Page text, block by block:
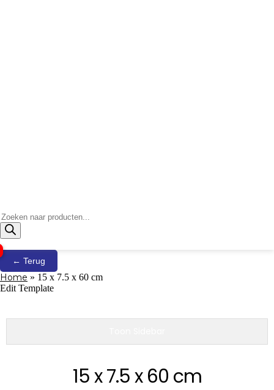
Producten
zoeken
← Terug
Home » 15 x 7.5 x 60 cm
Edit Template
15 x 7.5 x 60 cm